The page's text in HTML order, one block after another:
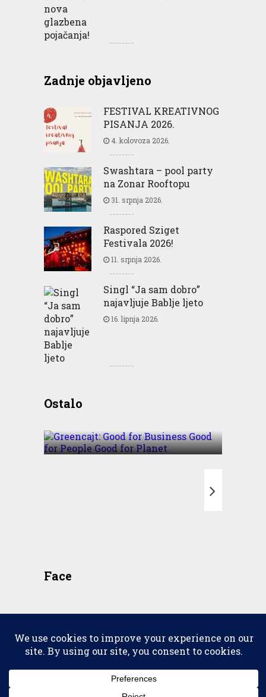
Zadnje objavljeno
FESTIVAL KREATIVNOG
PISANJA 2026.
4. kolovoza 2026.
Swashtara – pool party
na Zonar Rooftopu
31. srpnja 2026.
Raspored Sziget
Festivala 2026!
11. srpnja 2026.
Singl “Ja sam dobro”
najavljuje Bablje ljeto
16. lipnja 2026.
OstaloBusiness Good for People
Face